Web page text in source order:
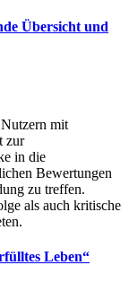
Übersicht und
mit
zur
in die
Bewertungen
zu treffen.
als auch kritische
Leben“